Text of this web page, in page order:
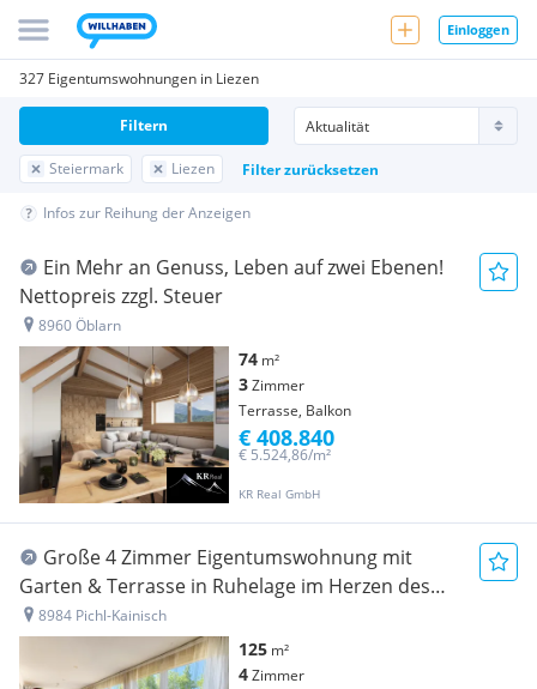
Einloggen
327 Eigentumswohnungen in Liezen
Steiermark Liezen Filter zurücksetzen
Filtern
Infos zur Reihung der Anzeigen
Ein Mehr an Genuss, Leben auf zwei Ebenen!
Nettopreis zzgl. Steuer
8960 Öblarn
74 m²
3Zimmer
Terrasse, Balkon
KR Real GmbH
€ 5.524,86/m²
€ 408.840
Große 4 Zimmer Eigentumswohnung mit
Garten & Terrasse in Ruhelage im Herzen des
Ausseerlandes
8984 Pichl-Kainisch
125 m²
4Zimmer